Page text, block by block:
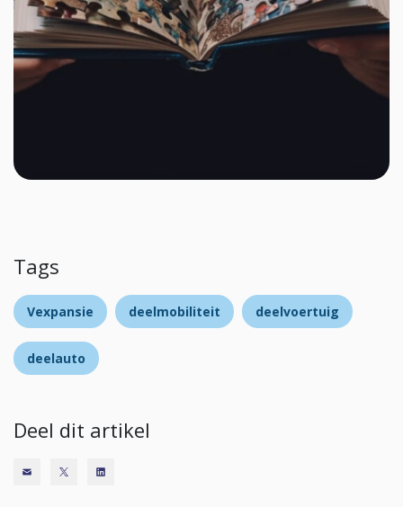
Tags
Vexpansie deelmobiliteit deelvoertuig
deelauto
Deel dit artikel